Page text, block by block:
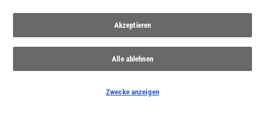
das entscheidend durch den Menschen geprägt wurde.
Akzeptieren
Alle ablehnen
Zwecke anzeigen